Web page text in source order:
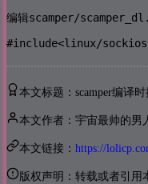
编辑scamper/
#include<linux/
本文标题：scamper编译时
本文作者：宇宙最帅的男
本文链接： https://
版权声明：转载或者引用